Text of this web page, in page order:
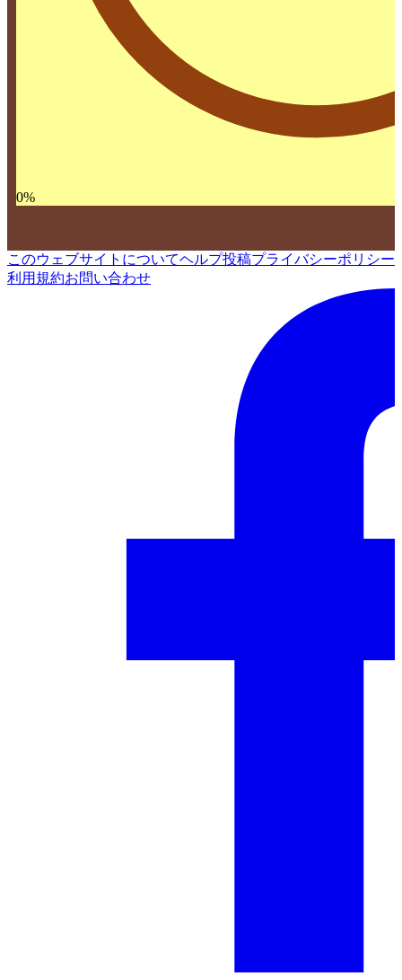
0%
このウェブサイトについてヘルプ投稿プライバシーポリシー
利用規約お問い合わせ